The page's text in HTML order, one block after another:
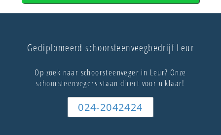
Gediplomeerd schoorsteenveegbedrijf Leur
Op zoek naar schoorsteenveger in Leur? Onze
schoorsteenvegers staan direct voor u klaar!
024-2042424